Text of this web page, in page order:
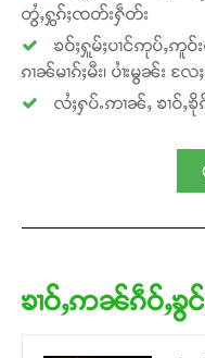
တွႆႇႁွၵ်ႈၸတ်းႁဵတ်း
ၶဝ်ႈႁူမ်ႈပၢင်ဢုပ်ႇဢူဝ်
ၵၢၼ်မၢၵ်ႈမီး၊ ပၢႆးမွၼ်း လ
လႆႈႁပ်ႉဢၢၼ်ႇ ၶၢဝ်
ၶၢဝ်ႇဢၼ်ၵဵဝ်ႇၶွင်